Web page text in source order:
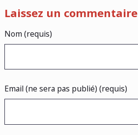
Laissez un commentaire
Nom (requis)
Email (ne sera pas publié) (requis)